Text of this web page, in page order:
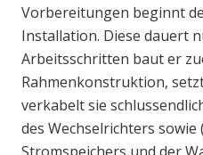
Vorbereitungen beginnt
Installation. Diese dauert
Arbeitsschritten baut er
Rahmenkonstruktion,
verkabelt sie
des Wechselrichters sowie
Stromspeichers und der